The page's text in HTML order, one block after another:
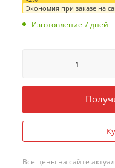
Экономия при заказе на
Изготовление 7 дней
Все цены на сайте